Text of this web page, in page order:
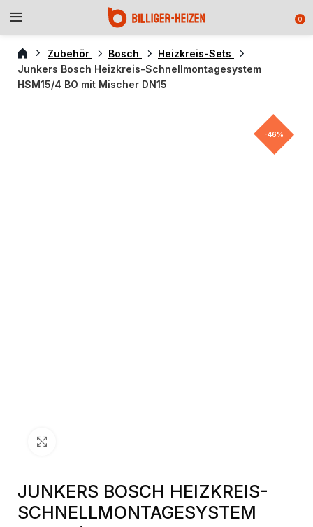
0
Zubehör Bosch
Heizkreis-Sets
Junkers Bosch Heizkreis-Schnellmontagesystem
HSM15/4 BO mit Mischer DN15
-46%
JUNKERS BOSCH HEIZKREIS-
SCHNELLMONTAGESYSTEM